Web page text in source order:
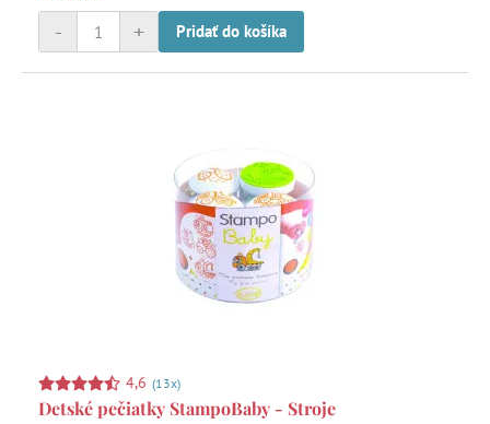
+
- Pridať do košíka
4,6 (13x)
Detské pečiatky StampoBaby - Stroje